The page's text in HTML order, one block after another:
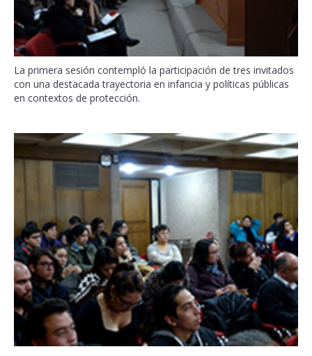
La primera sesión contempló la participación de tres invitados
con una destacada trayectoria en infancia y políticas públicas
en contextos de protección.